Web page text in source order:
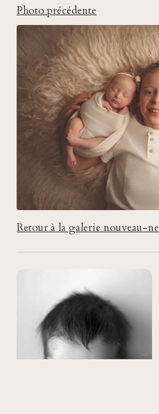
Photo précédente
Retour à la galerie nouveau-ne